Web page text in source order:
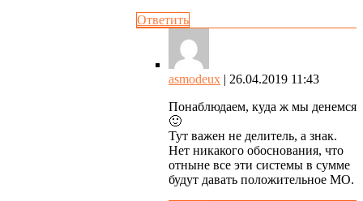
Ответить
asmodeux | 26.04.2019 11:43
Понаблюдаем, куда ж мы денемся
🙂
Тут важен не делитель, а знак.
Нет никакого обоснования, что
отныне все эти системы в сумме
будут давать положительное МО.